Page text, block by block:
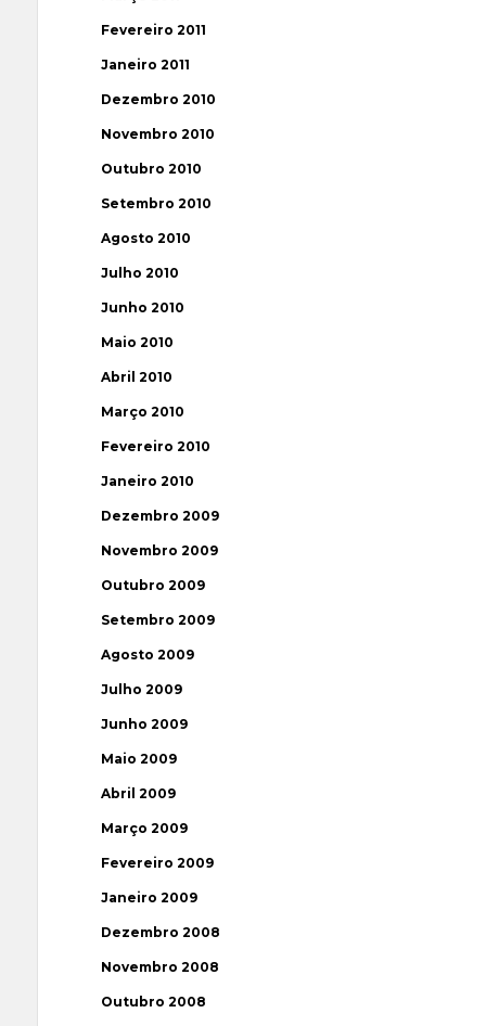
Fevereiro 2011
Janeiro 2011
Dezembro 2010
Novembro 2010
Outubro 2010
Setembro 2010
Agosto 2010
Julho 2010
Junho 2010
Maio 2010
Abril 2010
Março 2010
Fevereiro 2010
Janeiro 2010
Dezembro 2009
Novembro 2009
Outubro 2009
Setembro 2009
Agosto 2009
Julho 2009
Junho 2009
Maio 2009
Abril 2009
Março 2009
Fevereiro 2009
Janeiro 2009
Dezembro 2008
Novembro 2008
Outubro 2008